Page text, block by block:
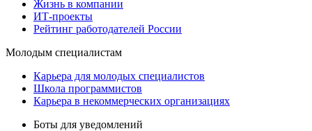
Жизнь в компании
ИТ-проекты
Рейтинг работодателей России
Молодым специалистам
Карьера для молодых специалистов
Школа программистов
Карьера в некоммерческих организациях
Боты для уведомлений